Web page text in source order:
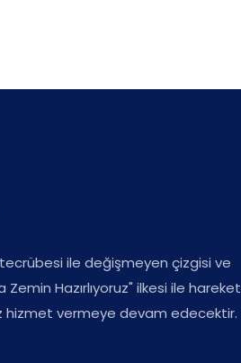
tecrübesi ile değişmeyen çizgisi ve
Zemin Hazırlıyoruz" ilkesi ile hareket
hizmet vermeye devam edecektir.